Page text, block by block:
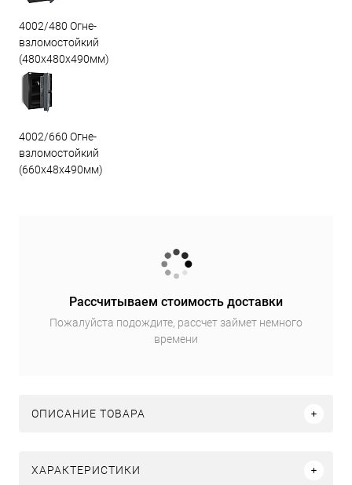
4002/480 Огне-
взломостойкий
(480х480х490мм)
4002/660 Огне-
взломостойкий
(660х48х490мм)
Рассчитываем стоимость доставки
Пожалуйста подождите, рассчет займет немного
времени
ОПИСАНИЕ ТОВАРА
ХАРАКТЕРИСТИКИ